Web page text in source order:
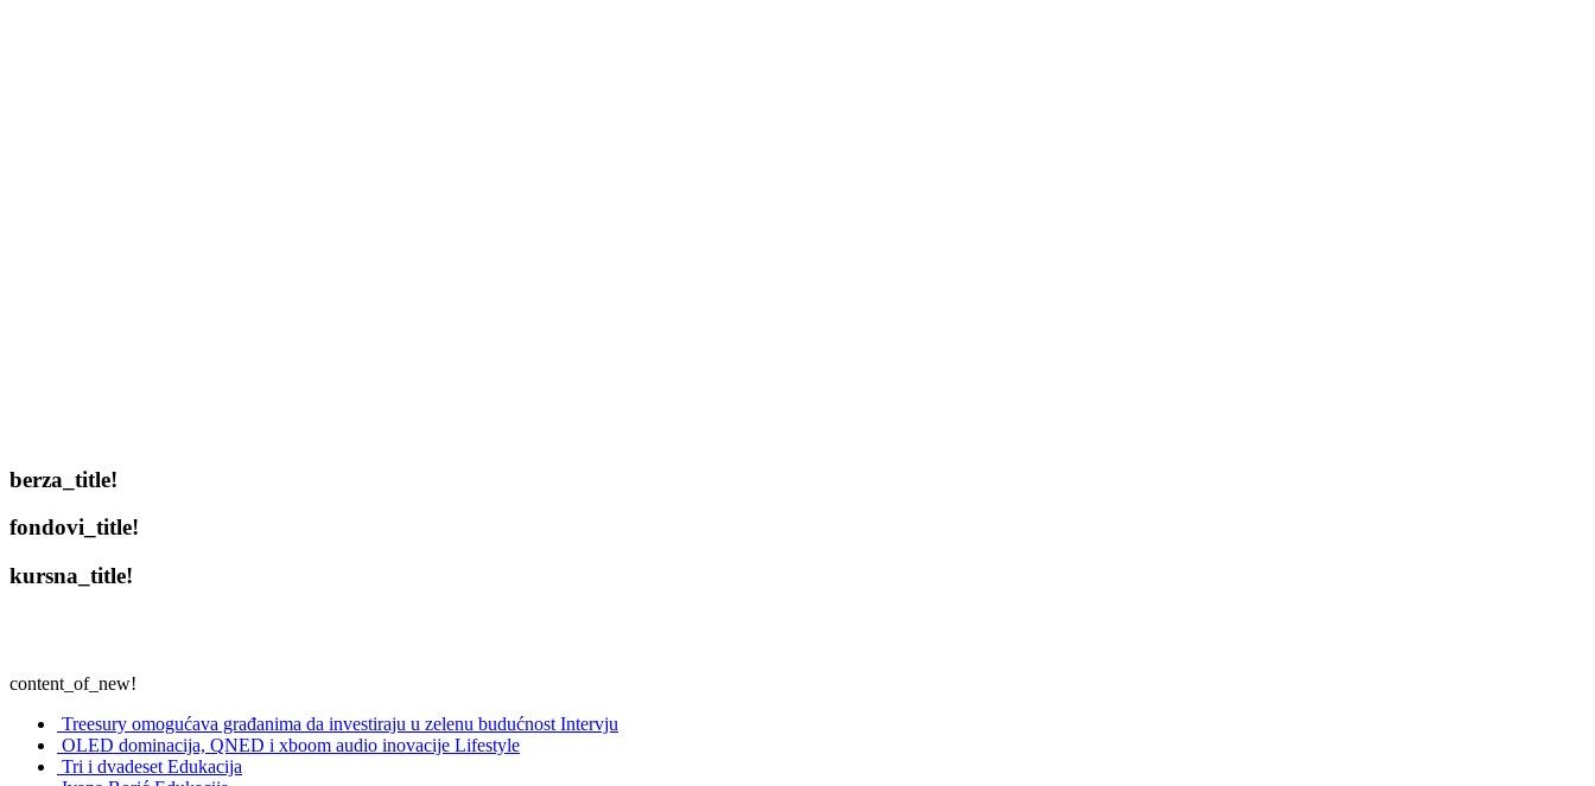
berza_title!
fondovi_title!
kursna_title!
content_of_new!
Treesury omogućava građanima da investiraju u zelenu budućnost Intervju
OLED dominacija, QNED i xboom audio inovacije Lifestyle
Tri i dvadeset Edukacija